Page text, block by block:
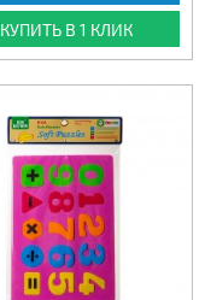
КУПИТЬ В 1 КЛИК